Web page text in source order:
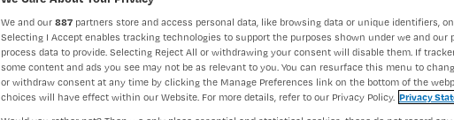
Auteur:exed-admin15 februari 2012
We and our 887 partners store and access personal data, like browsing data or unique identifiers,
Selecting I Accept enables tracking technologies to support the purposes shown under we and our
process data to provide. Selecting Reject All or withdrawing your consent will disable them. If
some content and ads you see may not be as relevant to you. You can resurface this menu to
or withdraw consent at any time by clicking the Manage Preferences link on the bottom of the
choices will have effect within our Website. For more details, refer to our Privacy Policy. Privacy